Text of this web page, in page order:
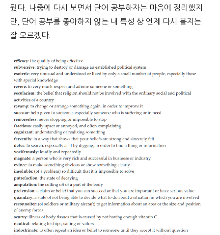
뒀다. 나중에 다시 보면서 단어 공부하자는 마음에 정리했지
만, 단어 공부를 좋아하지 않는 내 특성 상 언제 다시 볼지는
잘 모르겠다.